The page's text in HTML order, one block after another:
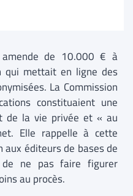
de 10.000 € à
qui mettait en ligne des
La Commission
constituaient une
de la vie privée et « au
Elle rappelle à cette
aux éditeurs de bases de
de ne pas faire figurer
au procès.